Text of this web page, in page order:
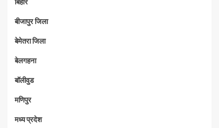
बीजापुर जिला
बेमेतरा जिला
बेलगहना
बॉलीवुड
मणिपुर
मध्‍य प्रदेश